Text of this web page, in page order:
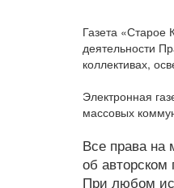
Газета
деятельности
коллективах,
Электронная
массовых
Все права на
об
При любом